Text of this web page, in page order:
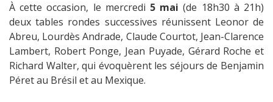
À cette occasion, le mercredi 5 mai (de 18h30 à 21h)
deux tables rondes successives réunissent Leonor de
Abreu, Lourdès Andrade, Claude Courtot, Jean-Clarence
Lambert, Robert Ponge, Jean Puyade, Gérard Roche et
Richard Walter, qui évoquèrent les séjours de Benjamin
Péret au Brésil et au Mexique.